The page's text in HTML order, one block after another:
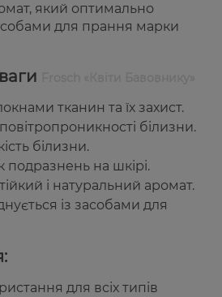
який оптимально
для прання марки
тканин та їх захист.
білизни.
білизни.
на шкірі.
і натуральний аромат.
із засобами для
для всіх типів